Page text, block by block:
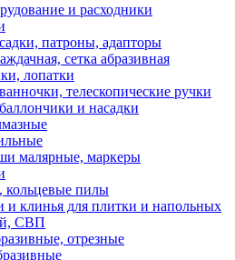
и расходники
патроны, адапторы
сетка абразивная
лопатки
телескопические ручки
и насадки
малярные, маркеры
кольцевые пилы
и клинья для плитки и напольных
СВП
отрезные